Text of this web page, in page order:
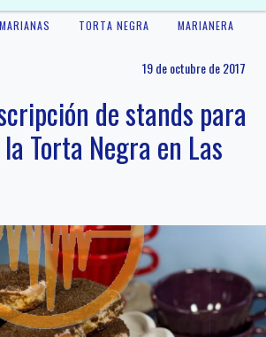
TORTA NEGRA MARIANERA
19 de octubre de 2017
de stands para
Torta Negra en Las